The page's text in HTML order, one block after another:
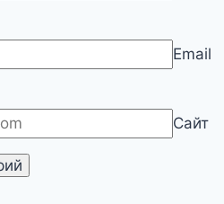
Email
Сайт